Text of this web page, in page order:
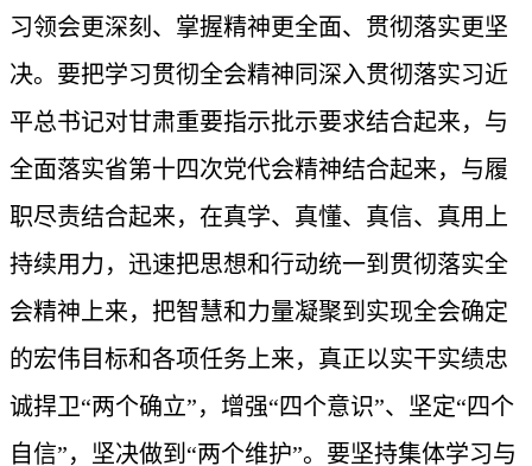
习领会更深刻、掌握精神更全面、贯彻落实更坚
决。要把学习贯彻全会精神同深入贯彻落实习近
平总书记对甘肃重要指示批示要求结合起来，与
全面落实省第十四次党代会精神结合起来，与履
职尽责结合起来，在真学、真懂、真信、真用上
持续用力，迅速把思想和行动统一到贯彻落实全
会精神上来，把智慧和力量凝聚到实现全会确定
的宏伟目标和各项任务上来，真正以实干实绩忠
诚捍卫“两个确立”，增强“四个意识”、坚定“四个
自信”，坚决做到“两个维护”。要坚持集体学习与